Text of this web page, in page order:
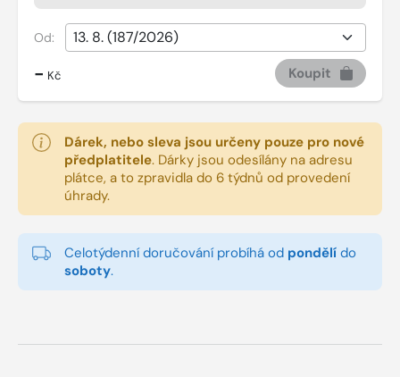
Od:
- Kč Koupit
Dárek, nebo sleva jsou určeny pouze pro nové
předplatitele. Dárky jsou odesílány na adresu
plátce, a to zpravidla do 6 týdnů od provedení
úhrady.
Celotýdenní doručování probíhá od pondělí do
soboty.